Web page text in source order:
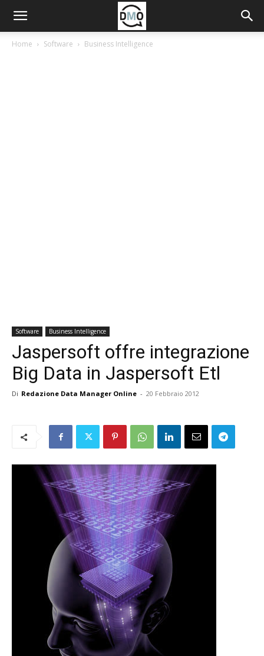
Home Software Business Intelligence
Software Business Intelligence
Jaspersoft offre integrazione
Big Data in Jaspersoft Etl
Di Redazione Data Manager Online - 20 Febbraio 2012